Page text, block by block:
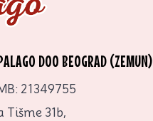
DOO BEOGRAD (ZEMUN)
21349755
Tišme 31b,